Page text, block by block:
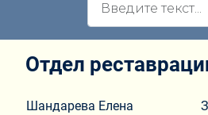
Отдел
Шандарева Елена